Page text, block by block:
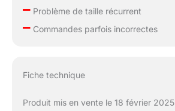
–Problème de taille récurrent
–Commandes parfois incorrectes
Fiche technique
Produit mis en vente le 18 février 2025